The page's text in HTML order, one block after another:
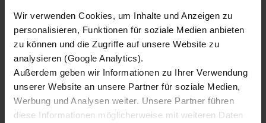
Wir verwenden Cookies, um Inhalte und Anzeigen zu
personalisieren, Funktionen für soziale Medien anbieten
zu können und die Zugriffe auf unsere Website zu
analysieren (Google Analytics).
Außerdem geben wir Informationen zu Ihrer Verwendung
unserer Website an unsere Partner für soziale Medien,
Werbung und Analysen weiter. Unsere Partner führen
diese Informationen möglicherweise mit weiteren Daten